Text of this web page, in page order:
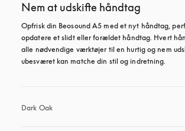
Nem at udskifte håndtag
Opfrisk din Beosound A5 med et nyt håndtag,
opdatere et slidt eller forældet håndtag. Hvert
alle nødvendige værktøjer til en hurtig og nem
ubesværet kan matche din stil og indretning.
Dark Oak